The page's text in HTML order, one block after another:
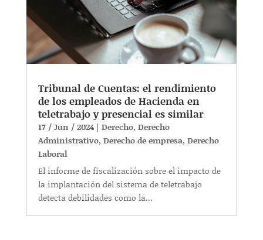
Tribunal de Cuentas: el rendimiento
de los empleados de Hacienda en
teletrabajo y presencial es similar
17 / Jun / 2024| Derecho, Derecho
Administrativo, Derecho de empresa, Derecho
Laboral
El informe de fiscalización sobre el impacto de
la implantación del sistema de teletrabajo
detecta debilidades como la...